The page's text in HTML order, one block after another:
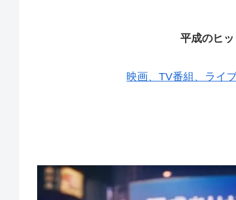
平成のヒ
映画、TV番組、ライ